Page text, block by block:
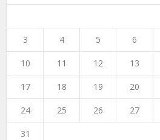
3 4 5 6
10 11 12 13
17 18 19 20
24 25 26 27
31